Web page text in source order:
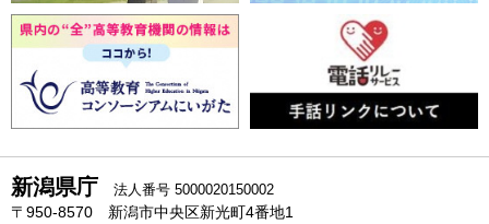
新潟県庁 法人番号 5000020150002
〒950-8570 新潟市中央区新光町4番地1